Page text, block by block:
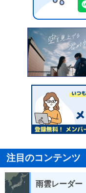
注目のコンテンツ
雨雲レーダー